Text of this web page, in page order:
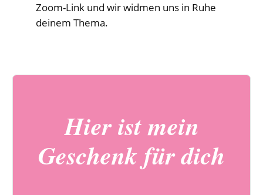
Zoom-Link und wir widmen uns in Ruhe
deinem Thema.
Hier ist mein
Geschenk für dich